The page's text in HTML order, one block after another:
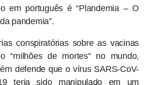
em português é “Plandemia – O
pandemia”.
conspiratórias sobre as vacinas
“milhões de mortes” no mundo,
defende que o vírus SARS-CoV-
teria sido manipulado em um